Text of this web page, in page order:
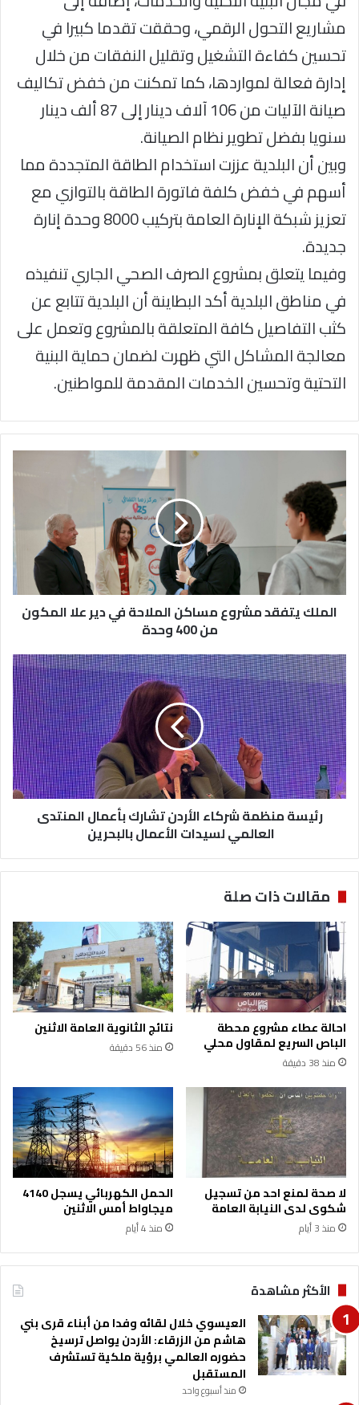
مشاريع التحول الرقمي، وحققت تقدما كبيرا في
تحسين كفاءة التشغيل وتقليل النفقات من خلال
إدارة فعالة لمواردها، كما تمكنت من خفض تكاليف
صيانة الآليات من 106 آلاف دينار إلى 87 ألف دينار
سنويا بفضل تطوير نظام الصيانة.
وبين أن البلدية عززت استخدام الطاقة المتجددة مما
أسهم في خفض كلفة فاتورة الطاقة بالتوازي مع
تعزيز شبكة الإنارة العامة بتركيب 8000 وحدة إنارة
جديدة.
وفيما يتعلق بمشروع الصرف الصحي الجاري تنفيذه
في مناطق البلدية أكد البطاينة أن البلدية تتابع عن
كثب التفاصيل كافة المتعلقة بالمشروع وتعمل على
معالجة المشاكل التي ظهرت لضمان حماية البنية
التحتية وتحسين الخدمات المقدمة للمواطنين.
مشروع
مساكن
الملاحة
في
دير
علا
المكون
منالملك يتفقد مشروع مساكن الملاحة في دير علا المكون
من 400 وحدة
رئيسة
منظمة
شركاء
الأردن
تشارك
بأعمال
المنتدى
العالمي
لسيدات
الأعمال
بالبحرين
رئيسة منظمة شركاء الأردن تشارك بأعمال المنتدى
العالمي لسيدات الأعمال بالبحرين
مقالات ذات صلة
احالة عطاء مشروع محطة
الباص السريع لمقاول محلي
منذ 38 دقيقة
نتائج الثانوية العامة الاثنين
منذ 56 دقيقة
لا صحة لمنع احد من تسجيل
شكوى لدى النيابة العامة
منذ 3 أيام
الحمل الكهربائي يسجل 4140
ميجاواط أمس الاثنين
منذ 4 أيام
الأكثر مشاهدة
العيسوي خلال لقائه وفدا من أبناء قرى بني
هاشم من الزرقاء: الأردن يواصل ترسيخ
حضوره العالمي برؤية ملكية تستشرف
المستقبل
منذ أسبوع واحد